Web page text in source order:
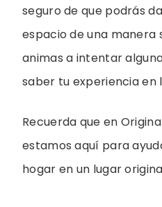
seguro de que podrás
espacio de una manera
animas a intentar
saber tu experiencia en
Recuerda que en
estamos aquí para
hogar en un lugar